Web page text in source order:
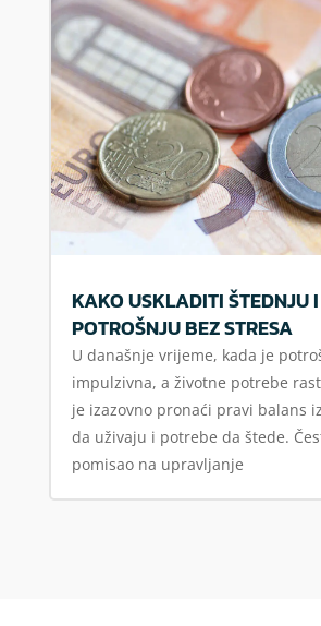
KAKO USKLADITI ŠTEDNJU I
POTROŠNJU BEZ STRESA
U današnje vrijeme, kada je
impulzivna, a životne potrebe
je izazovno pronaći pravi balans
da uživaju i potrebe da štede.
pomisao na upravljanje